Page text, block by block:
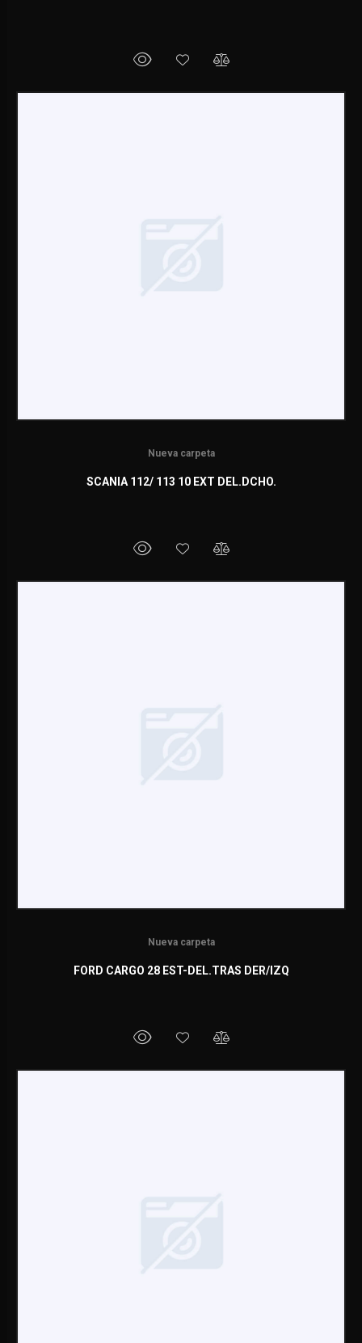
Nueva carpeta
SCANIA 112/ 113 10 EXT DEL.DCHO.
Nueva carpeta
FORD CARGO 28 EST-DEL.TRAS DER/IZQ